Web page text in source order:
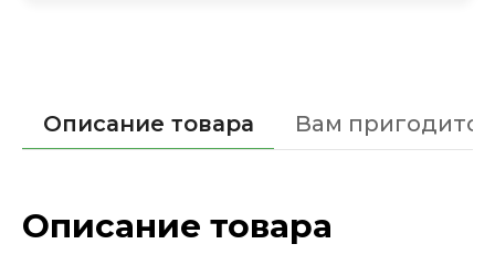
Описание товара Вам пригодится
Описание товара